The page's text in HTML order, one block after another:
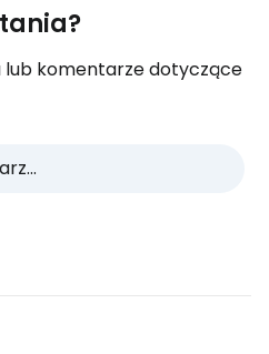
lub komentarze dotyczące